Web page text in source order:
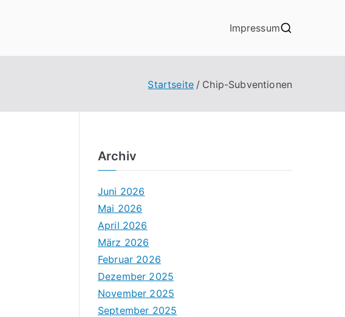
Impressum
Startseite Chip-Subventionen
Archiv
Juni 2026
Mai 2026
April 2026
März 2026
Februar 2026
Dezember 2025
November 2025
September 2025